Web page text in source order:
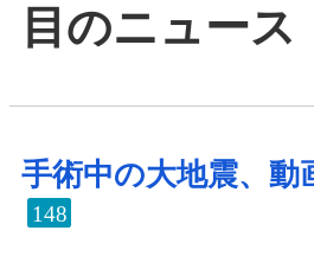
目のニュース
手術中の大地震、動
148